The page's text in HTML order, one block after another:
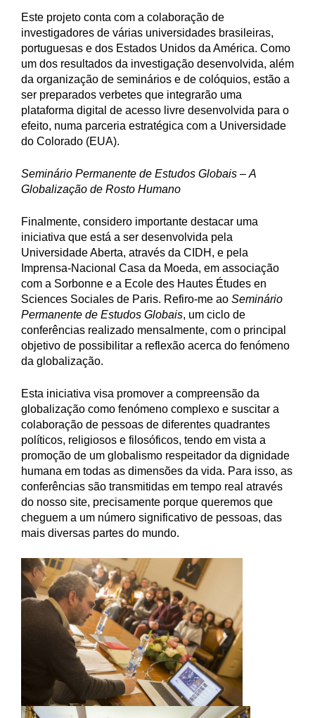
Este projeto conta com a colaboração de
investigadores de várias universidades brasileiras,
portuguesas e dos Estados Unidos da América. Como
um dos resultados da investigação desenvolvida, além
da organização de seminários e de colóquios, estão a
ser preparados verbetes que integrarão uma
plataforma digital de acesso livre desenvolvida para o
efeito, numa parceria estratégica com a Universidade
do Colorado (EUA).
Seminário Permanente de Estudos Globais – A
Globalização de Rosto Humano
Finalmente, considero importante destacar uma
iniciativa que está a ser desenvolvida pela
Universidade Aberta, através da CIDH, e pela
Imprensa-Nacional Casa da Moeda, em associação
com a Sorbonne e a Ecole des Hautes Études en
Sciences Sociales de Paris. Refiro-me ao Seminário
Permanente de Estudos Globais, um ciclo de
conferências realizado mensalmente, com o principal
objetivo de possibilitar a reflexão acerca do fenómeno
da globalização.
Esta iniciativa visa promover a compreensão da
globalização como fenómeno complexo e suscitar a
colaboração de pessoas de diferentes quadrantes
políticos, religiosos e filosóficos, tendo em vista a
promoção de um globalismo respeitador da dignidade
humana em todas as dimensões da vida. Para isso, as
conferências são transmitidas em tempo real através
do nosso site, precisamente porque queremos que
cheguem a um número significativo de pessoas, das
mais diversas partes do mundo.